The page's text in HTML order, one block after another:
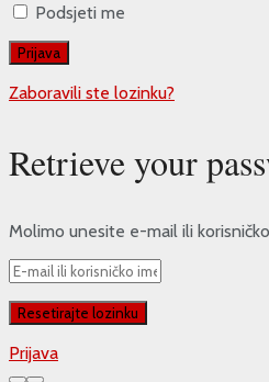
Podsjeti me
Zaboravili ste lozinku?
Retrieve your
Molimo unesite e-mail ili
Prijava